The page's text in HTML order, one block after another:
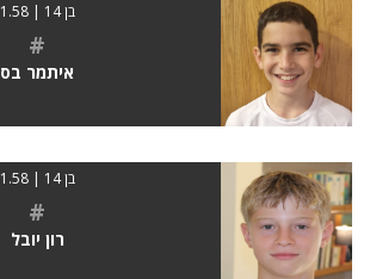
בן 14 | 1.58
#
איתמר בס
בן 14 | 1.58
#
רון יובל